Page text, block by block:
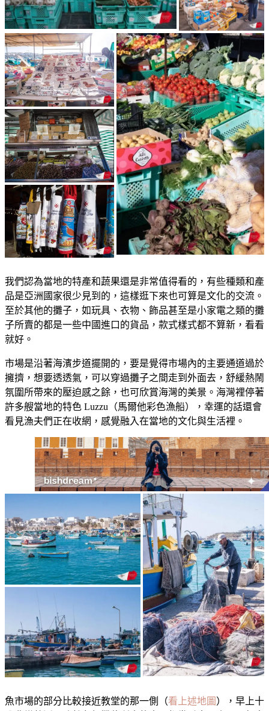
我們認為當地的特產和蔬果還是非常值得看的，有些種類和產
品是亞洲國家很少見到的，這樣逛下來也可算是文化的交流。
至於其他的攤子，如玩具、衣物、飾品甚至是小家電之類的攤
子所賣的都是一些中國進口的貨品，款式樣式都不算新，看看
就好。
市場是沿著海濱步道擺開的，要是覺得市場內的主要通道過於
擁擠，想要透透氣，可以穿過攤子之間走到外面去，舒緩熱鬧
氛圍所帶來的壓迫感之餘，也可欣賞海灣的美景。海灣裡停著
許多艘當地的特色 Luzzu（馬爾他彩色漁船），幸運的話還會
看見漁夫們正在收網，感覺融入在當地的文化與生活裡。
魚市場的部分比較接近教堂的那一側（看上述地圖 ），早上十